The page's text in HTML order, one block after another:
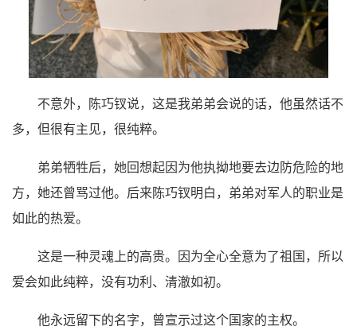
不意外，陈巧钗说，这是我弟弟会说的话，他虽然话不
多，但很有主见，很纯粹。
弟弟牺牲后，她回想起因为他执拗地要去边防危险的地
方，她还曾骂过他。后来陈巧钗明白，弟弟对军人的职业是
如此的热爱。
这是一种灵魂上的高贵。因为全心全意为了祖国，所以
爱会如此纯粹，没有功利、清澈如初。
他永远留下的名字，曾宣示过这个国家的主权。